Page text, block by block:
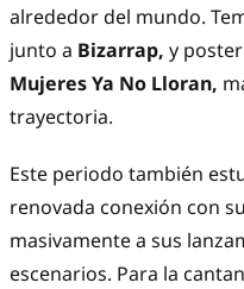
alrededor del mundo.
junto a Bizarrap, y
Mujeres Ya No Lloran,
trayectoria.
Este periodo también
renovada conexión con
masivamente a sus
escenarios. Para la